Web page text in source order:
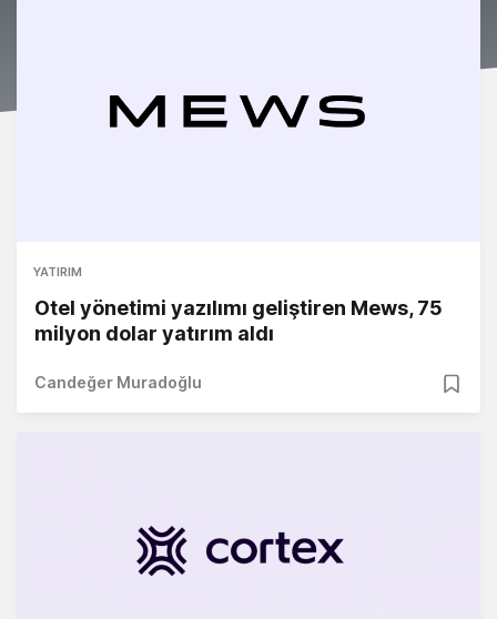
YATIRIM
Otel yönetimi yazılımı geliştiren Mews, 75
milyon dolar yatırım aldı
Candeğer Muradoğlu